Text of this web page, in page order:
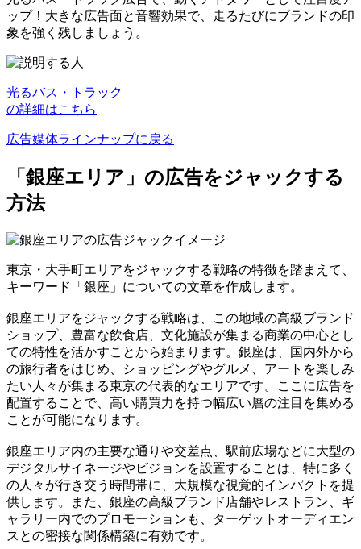
ップ！大きな広告面と音響効果で、走るたびにブランドの印
象を強く残しましょう。
光るバス・トラック
の詳細はこちら
広告媒体ラインナップに戻る
「銀座エリア」の広告をジャックする
方法
東京・大手町エリアをジャックする戦略の特徴を踏まえて、
キーワード「銀座」についての文章を作成します。
銀座エリアをジャックする戦略は、この地域の高級ブランド
ショップ、豊富な飲食店、文化施設が集まる商業の中心とし
ての特性を活かすことから始まります。銀座は、国内外から
の旅行者をはじめ、ショッピングやグルメ、アートを楽しみ
たい人々が集まる東京の代表的なエリアです。ここに広告を
配置することで、高い購買力を持つ幅広い層の注目を集める
ことが可能になります。
銀座エリア内の主要な通りや交差点、駅前広場などに大型の
デジタルサイネージやビジョンを設置することは、特に多く
の人々が行き交う時間帯に、大規模な視覚的インパクトを提
供します。また、銀座の高級ブランド店舗やレストラン、ギ
ャラリー内でのプロモーションも、ターゲットオーディエン
スとの密接な関係構築に有効です。